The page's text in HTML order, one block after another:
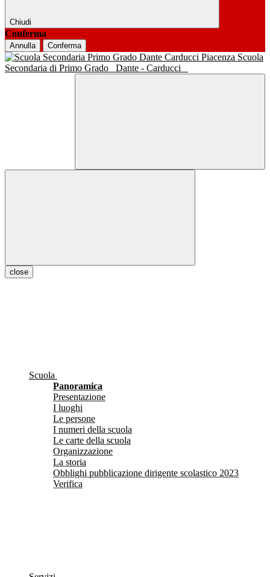
Chiudi
Conferma
Annulla Conferma
Scuola
Secondaria di Primo Grado
Dante - Carducci
close
Scuola
Panoramica
Presentazione
I luoghi
Le persone
I numeri della scuola
Le carte della scuola
Organizzazione
La storia
Obblighi pubblicazione dirigente scolastico 2023
Verifica